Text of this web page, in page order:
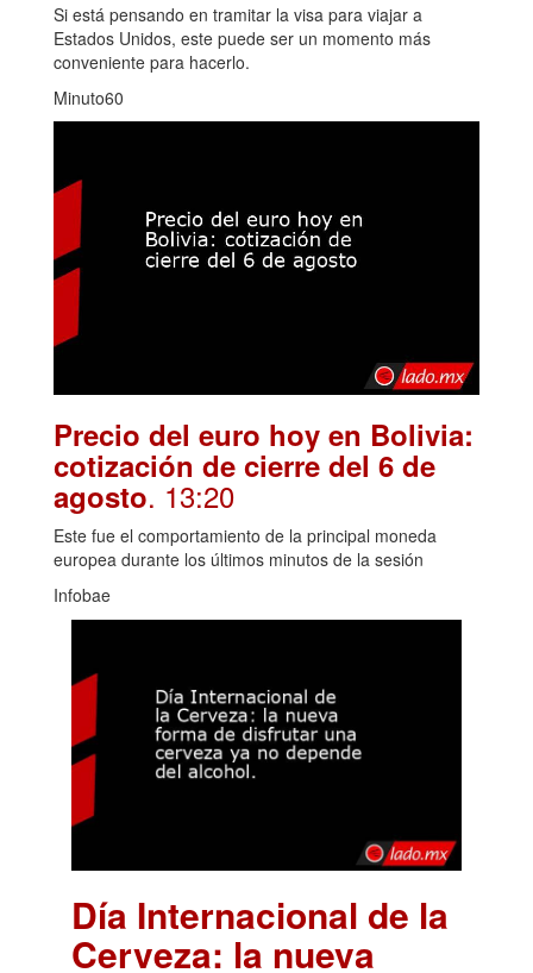
Si está pensando en tramitar la visa para viajar a
Estados Unidos, este puede ser un momento más
conveniente para hacerlo.
Minuto60
Precio del euro hoy en Bolivia:
cotización de cierre del 6 de
agosto. 13:20
Este fue el comportamiento de la principal moneda
europea durante los últimos minutos de la sesión
Infobae
Día Internacional de la
Cerveza: la nueva